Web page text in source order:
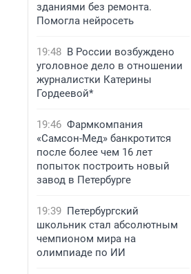
зданиями без ремонта.
Помогла нейросеть
19:48 В России возбуждено
уголовное дело в отношении
журналистки Катерины
Гордеевой*
19:46 Фармкомпания
«Самсон-Мед» банкротится
после более чем 16 лет
попыток построить новый
завод в Петербурге
19:39 Петербургский
школьник стал абсолютным
чемпионом мира на
олимпиаде по ИИ